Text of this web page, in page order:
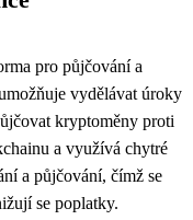
pro půjčování a
vydělávat úroky
kryptoměny proti
a využívá chytré
a půjčování, čímž se
se poplatky.